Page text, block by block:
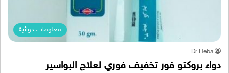
معلومات دوائية
Dr Heba
دواء بروكتو فور تخفيف فوري لعلاج البواسير